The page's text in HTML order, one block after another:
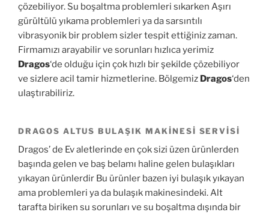
çözebiliyor. Su boşaltma problemleri sıkarken Aşırı
gürültülü yıkama problemleri ya da sarsıntılı
vibrasyonik bir problem sizler tespit ettiğiniz zaman.
Firmamızı arayabilir ve sorunları hızlıca yerimiz
Dragos‘de olduğu için çok hızlı bir şekilde çözebiliyor
ve sizlere acil tamir hizmetlerine. Bölgemiz Dragos‘den
ulaştırabiliriz.
DRAGOS ALTUS BULAŞIK MAKINESI SERVISI
Dragos’ de Ev aletlerinde en çok sizi üzen ürünlerden
başında gelen ve baş belamı haline gelen bulaşıkları
yıkayan ürünlerdir Bu ürünler bazen iyi bulaşık yıkayan
ama problemleri ya da bulaşık makinesindeki. Alt
tarafta biriken su sorunları ve su boşaltma dışında bir